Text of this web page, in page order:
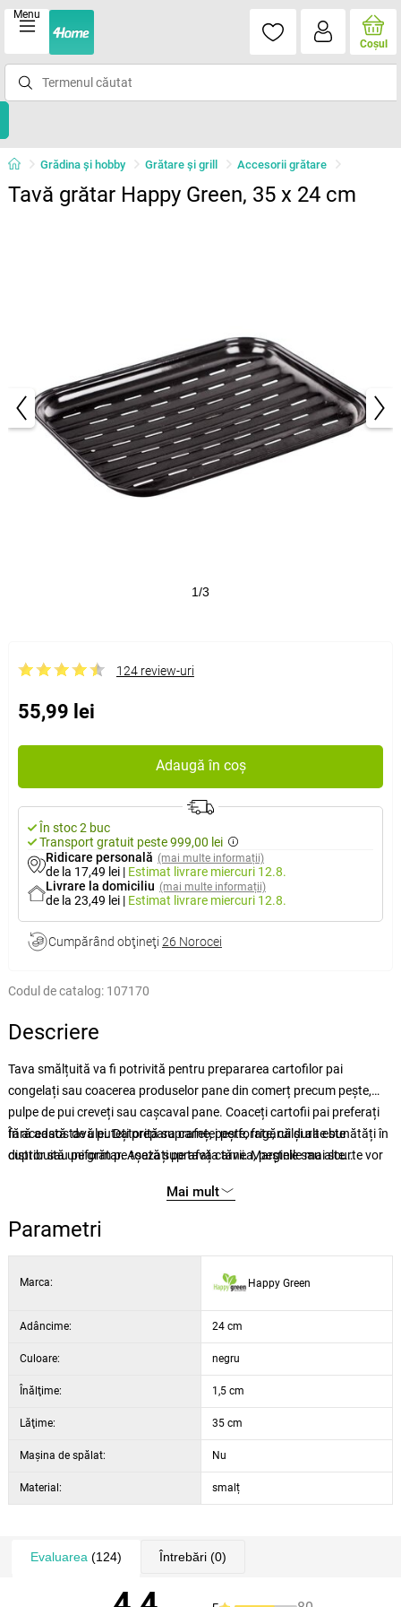
Menu
Coşul
Grădina şi hobby Grătare şi grill Accesorii grătare
Tavă grătar Happy Green, 35 x 24 cm
1/3
124 review-uri
55,99 lei
Adaugă în coș
În stoc 2 buc
Transport gratuit peste 999,00 lei
Ridicare personală (mai multe informații)
de la 17,49 lei | Estimat livrare miercuri 12.8.
Livrare la domiciliu (mai multe informații)
de la 23,49 lei | Estimat livrare miercuri 12.8.
Cumpărând obţineţi 26 Norocei
Codul de catalog: 107170
Descriere
Tava smălțuită va fi potrivită pentru prepararea cartofilor pai
congelați sau coacerea produselor pane din comerț precum pește,
pulpe de pui creveți sau cașcaval pane. Coaceți cartofii pai preferați
fără adaos de ulei. Datorită suprafeței perforate, căldura este
distribuită uniform pe toată suprafața tăvii.Marginile mai scurte vor
În această tavă puteți prepara carne, pește, frigărui și alte bunătăți în
cuptor sau pe grătar. Așezați pe tavă carnea, peștele sau alte
flacără. Puteți roti conținutul, sau puteți pune deoparte, în caz ca se
va coace mai repede decât restul preparatelor, mai târziu puteți pune
din nou pe falcără sau în cuptor.
Mai mult
Parametri
Marca: Happy Green
Adâncime: 24 cm
Culoare: negru
Înălţime: 1,5 cm
Lăţime: 35 cm
Maşina de spălat: Nu
Material: smalț
Evaluarea (124) Întrebări(0)